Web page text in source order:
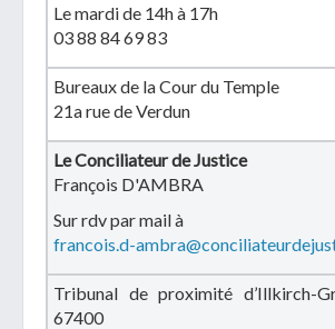
Le mardi de 14h à 17h
03 88 84 69 83
Bureaux de la Cour du Temple
21a rue de Verdun
Le Conciliateur de Justice
François D'AMBRA
Sur rdv par mail à
francois.d-
Tribunal de proximité d’Illkirch-
67400